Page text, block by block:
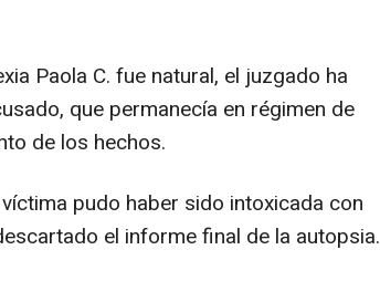
Paola C. fue natural, el juzgado ha
que permanecía en régimen de
de los hechos.
pudo haber sido intoxicada con
el informe final de la autopsia.